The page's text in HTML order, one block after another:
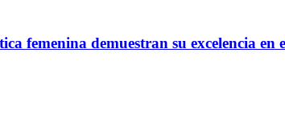
femenina demuestran su excelencia